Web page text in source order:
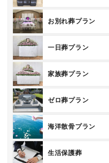
お別れ葬プラン
一日葬プラン
家族葬プラン
ゼロ葬プラン
海洋散骨プラン
生活保護葬